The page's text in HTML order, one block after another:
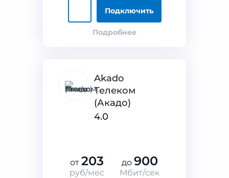
Подключить
Подробнее
Akado
Телеком
(Акадо)
4.0
от 203
руб/мес
до 900
Мбит/сек